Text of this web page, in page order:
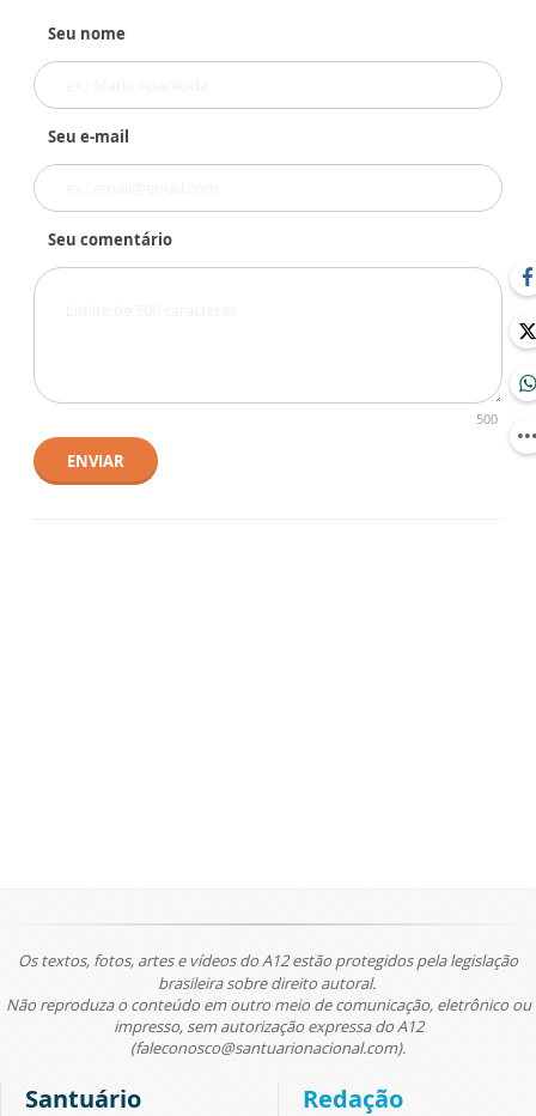
Seu nome
Seu e-mail
Seu comentário
500
ENVIAR
Os textos, fotos, artes e vídeos do A12 estão protegidos pela legislação
brasileira sobre direito autoral.
Não reproduza o conteúdo em outro meio de comunicação, eletrônico ou
impresso, sem autorização expressa do A12
(faleconosco@santuarionacional.com).
Santuário Redação